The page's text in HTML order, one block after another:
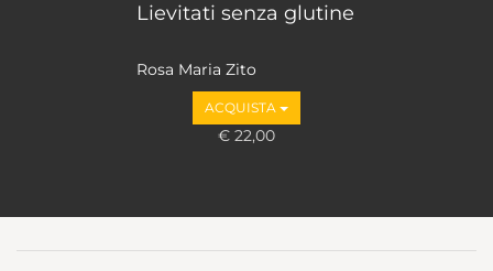
Lievitati senza glutine
Rosa Maria Zito
ACQUISTA
€ 22,00